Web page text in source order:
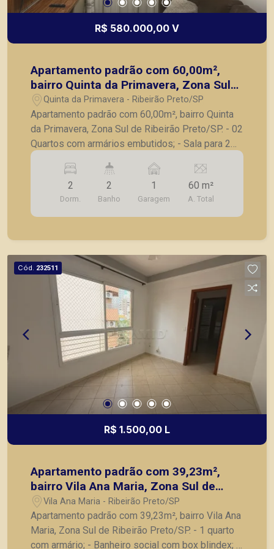
R$ 580.000,00 V
Apartamento padrão com 60,00m²,
bairro Quinta da Primavera, Zona Sul
de Ribeirão Preto/SP.
Quinta da Primavera - Ribeirão Preto/SP
Apartamento padrão com 60,00m², bairro Quinta
da Primavera, Zona Sul de Ribeirão Preto/SP. - 02
Quartos com armários embutidos; - Sala para 2
ambientes, - Sacada; - Cozinha,com armários
planejados; - 2 Banheiros; - Área de serviço; - 01
vaga de garagem. A Piramid tem como objetivo
atender seus clientes com agilidade e segurança,
em locação, vendas de imóveis prontos, usados
2
Dorm.
2
Banho
1
Garagem
60 m²
A. Total
Cód. 232511
R$ 1.500,00 L
Apartamento padrão com 39,23m²,
bairro Vila Ana Maria, Zona Sul de
Ribeirão Preto/SP.
Vila Ana Maria - Ribeirão Preto/SP
Apartamento padrão com 39,23m², bairro Vila Ana
Maria, Zona Sul de Ribeirão Preto/SP. - 1 quarto
com armário; - Banheiro social com box blindex; -